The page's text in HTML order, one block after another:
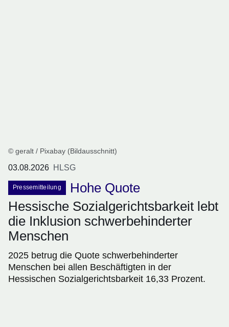
© geralt / Pixabay (Bildausschnitt)
03.08.2026 HLSG
Pressemitteilung
Hohe Quote
Hessische Sozialgerichtsbarkeit lebt
die Inklusion schwerbehinderter
Menschen
2025 betrug die Quote schwerbehinderter
Menschen bei allen Beschäftigten in der
Hessischen Sozialgerichtsbarkeit 16,33 Prozent.